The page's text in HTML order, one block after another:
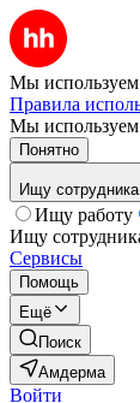
Мы используем
Правила
Мы
Понятно
Ищу сотрудника
Ищу работу
Ищу
Сервисы
Помощь
Ещё
Поиск
Амдерма
Войти